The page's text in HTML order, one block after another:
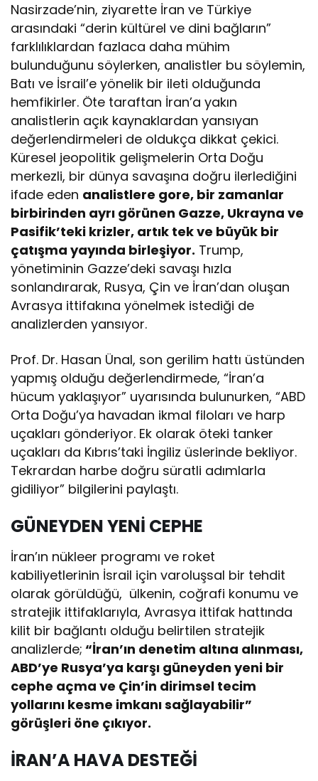
Nasirzade’nin, ziyarette İran ve Türkiye
arasındaki “derin kültürel ve dini bağların”
farklılıklardan fazlaca daha mühim
bulunduğunu söylerken, analistler bu söylemin,
Batı ve İsrail’e yönelik bir ileti olduğunda
hemfikirler. Öte taraftan İran’a yakın
analistlerin açık kaynaklardan yansıyan
değerlendirmeleri de oldukça dikkat çekici.
Küresel jeopolitik gelişmelerin Orta Doğu
merkezli, bir dünya savaşına doğru ilerlediğini
ifade eden analistlere gore, bir zamanlar
birbirinden ayrı görünen Gazze, Ukrayna ve
Pasifik’teki krizler, artık tek ve büyük bir
çatışma yayında birleşiyor. Trump,
yönetiminin Gazze’deki savaşı hızla
sonlandırarak, Rusya, Çin ve İran’dan oluşan
Avrasya ittifakına yönelmek istediği de
analizlerden yansıyor.
Prof. Dr. Hasan Ünal, son gerilim hattı üstünden
yapmış olduğu değerlendirmede, “İran’a
hücum yaklaşıyor” uyarısında bulunurken, “ABD
Orta Doğu’ya havadan ikmal filoları ve harp
uçakları gönderiyor. Ek olarak öteki tanker
uçakları da Kıbrıs’taki İngiliz üslerinde bekliyor.
Tekrardan harbe doğru süratli adımlarla
gidiliyor” bilgilerini paylaştı.
GÜNEYDEN YENİ CEPHE
İran’ın nükleer programı ve roket
kabiliyetlerinin İsrail için varoluşsal bir tehdit
olarak görüldüğü, ülkenin, coğrafi konumu ve
stratejik ittifaklarıyla, Avrasya ittifak hattında
kilit bir bağlantı olduğu belirtilen stratejik
analizlerde; “İran’ın denetim altına alınması,
ABD’ye Rusya’ya karşı güneyden yeni bir
cephe açma ve Çin’in dirimsel tecim
yollarını kesme imkanı sağlayabilir”
görüşleri öne çıkıyor.
İRAN’A HAVA DESTEĞİ